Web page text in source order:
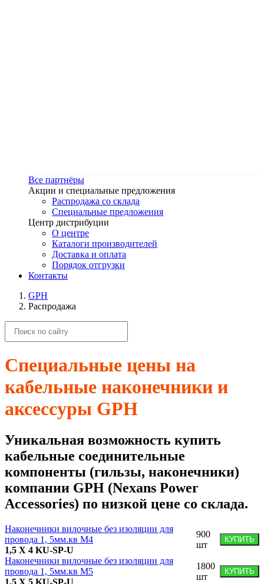
Все партнёры
Акции и специальные предложения
Распродажа со склада
Специальные предложения
Центр дистрибуции
О центре
Каталоги производителей
Доставка и оплата
Порядок отгрузки
Контакты
GPH
Распродажа
Специальные цены на
кабельные наконечники и
аксессуры GPH
Уникальная возможность купить
кабельные соединительные
компоненты (гильзы, наконечники)
компании GPH (Nexans Power
Accessories) по низкой цене со склада.
Наконечники вилочные без изоляции для
провода 1, 5мм.кв М4
1,5 X 4 KU-SP-U
900
шт
КУПИТЬ
Наконечники вилочные без изоляции для
провода 1, 5мм.кв М5
1800
шт
КУПИТЬ